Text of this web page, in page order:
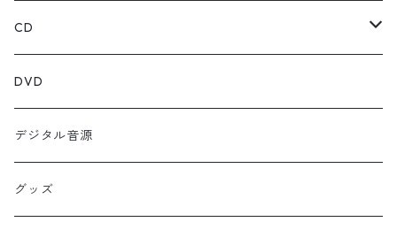
CD
シングル
EP
DVD
デジタル音源
グッズ